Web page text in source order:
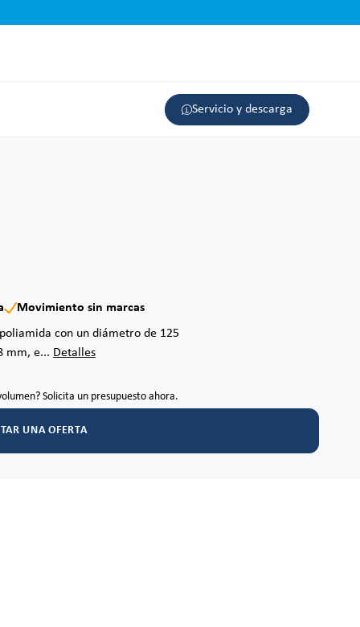
Servicio y descarga
Movimiento sin marcas
con un diámetro de 125
mm, e... Detalles
Solicita un presupuesto ahora.
UNA OFERTA